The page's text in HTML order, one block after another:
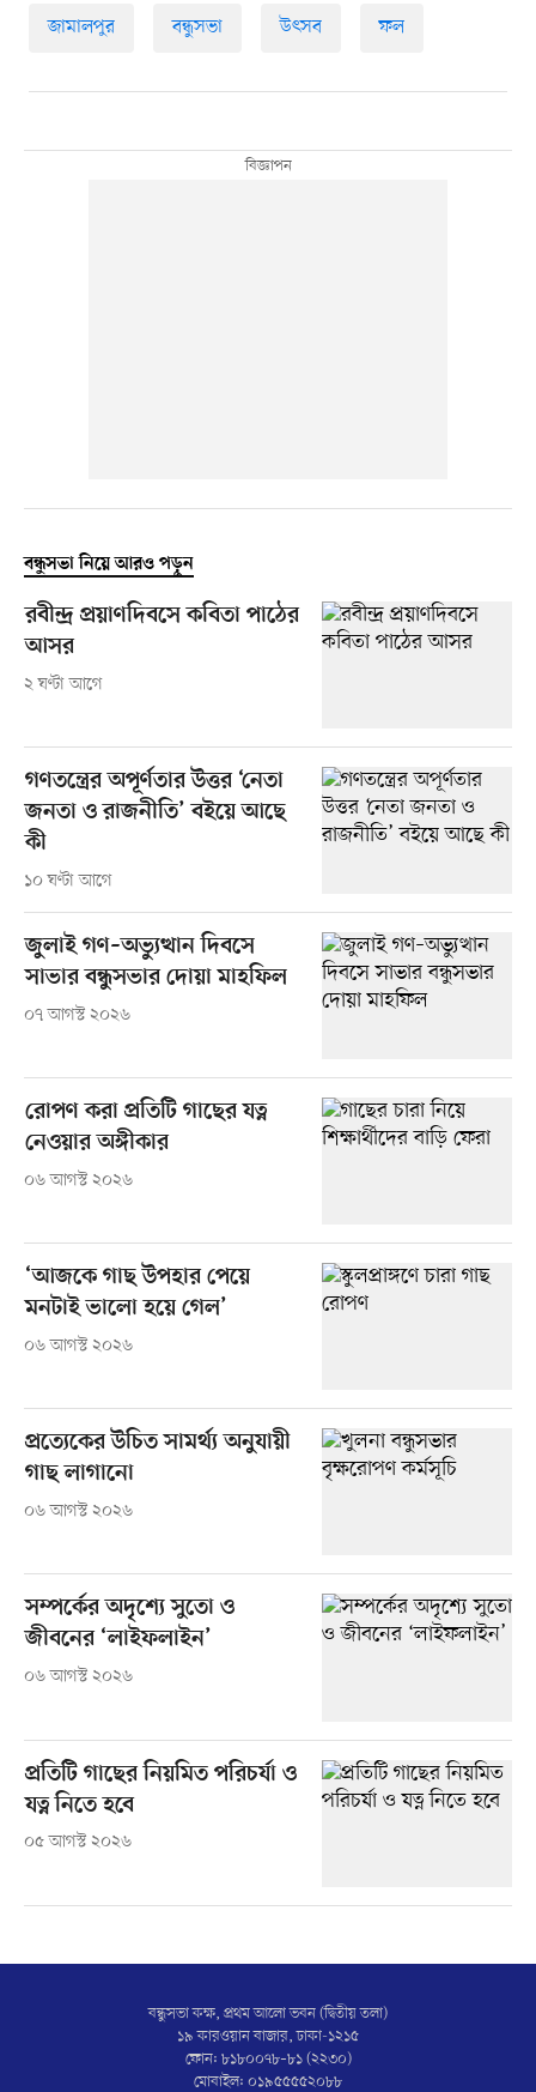
জামালপুর বন্ধুসভা উৎসব ফল
বন্ধুসভা নিয়ে আরও পড়ুন
রবীন্দ্র প্রয়াণদিবসে কবিতা পাঠের
আসর
২ ঘণ্টা আগে
গণতন্ত্রের অপূর্ণতার উত্তর ‘নেতা
জনতা ও রাজনীতি’ বইয়ে আছে
কী
১০ ঘণ্টা আগে
জুলাই গণ–অভ্যুত্থান দিবসে
সাভার বন্ধুসভার দোয়া মাহফিল
০৭ আগস্ট ২০২৬
রোপণ করা প্রতিটি গাছের যত্ন
নেওয়ার অঙ্গীকার
০৬ আগস্ট ২০২৬
‘আজকে গাছ উপহার পেয়ে
মনটাই ভালো হয়ে গেল’
০৬ আগস্ট ২০২৬
প্রত্যেকের উচিত সামর্থ্য অনুযায়ী
গাছ লাগানো
০৬ আগস্ট ২০২৬
সম্পর্কের অদৃশ্যে সুতো ও
জীবনের ‘লাইফলাইন’
০৬ আগস্ট ২০২৬
প্রতিটি গাছের নিয়মিত পরিচর্যা ও
যত্ন নিতে হবে
০৫ আগস্ট ২০২৬
বন্ধুসভা কক্ষ, প্রথম আলো ভবন (দ্বিতীয় তলা)
১৯ কারওয়ান বাজার, ঢাকা-১২১৫
ফোন: ৮১৮০০৭৮–৮১ (২২৩০)
মোবাইল: ০১৯৫৫৫৫২০৮৮